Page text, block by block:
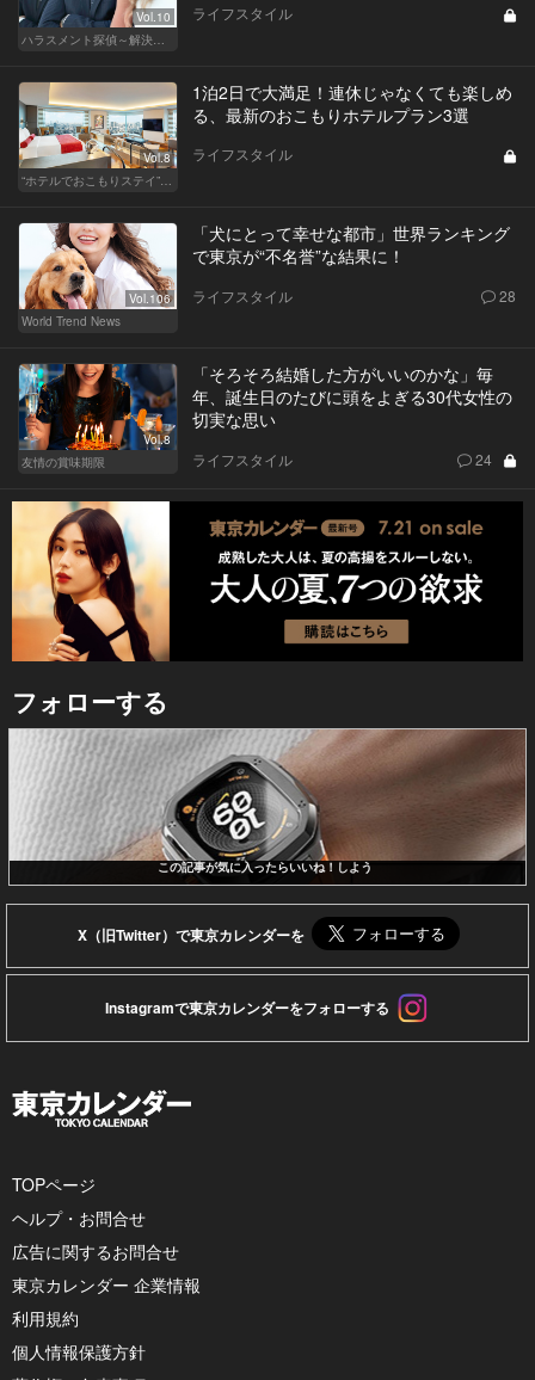
Vol.10
ハラスメント探偵～解決編～
ライフスタイル
Vol.8
“ホテルでおこもりステイ”が大人デートに最高の選択だ
1泊2日で大満足！連休じゃなくても楽しめ
る、最新のおこもりホテルプラン3選
ライフスタイル
Vol.106
World Trend News
「犬にとって幸せな都市」世界ランキング
で東京が“不名誉”な結果に！
ライフスタイル 28
Vol.8
友情の賞味期限
「そろそろ結婚した方がいいのかな」毎
年、誕生日のたびに頭をよぎる30代女性の
切実な思い
ライフスタイル 24
フォローする
この記事が気に入ったらいいね！しよう
X（旧Twitter）で東京カレンダーを
Instagramで東京カレンダーをフォローする
TOPページ
ヘルプ・お問合せ
広告に関するお問合せ
東京カレンダー 企業情報
利用規約
個人情報保護方針